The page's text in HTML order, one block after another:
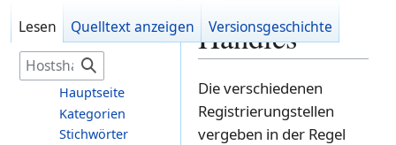
Handles
Zur
Navigation
springen
Zur
Suche
springen
Die verschiedenen
Registrierungstellen
vergeben in der Regel
Lesen Quelltext anzeigen Versionsgeschichte
S
u
Hauptseite
Kategorien
Stichwörter